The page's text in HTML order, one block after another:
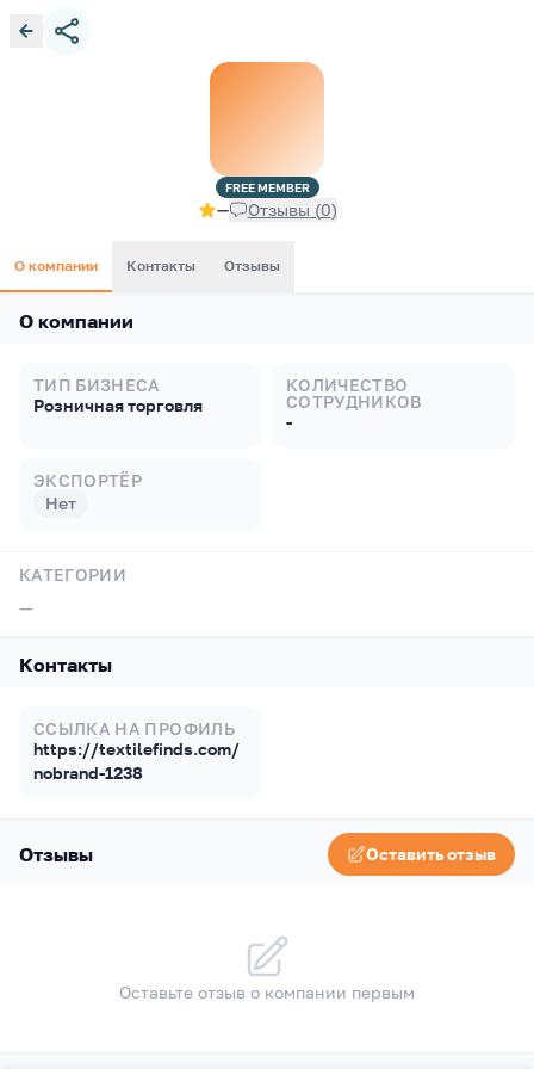
FREEMEMBER
— Отзывы (0)
О компании Контакты Отзывы
О компании
ТИП БИЗНЕСА
Розничная торговля
КОЛИЧЕСТВО
СОТРУДНИКОВ
-
ЭКСПОРТЁР
Нет
КАТЕГОРИИ
—
Контакты
ССЫЛКА НА ПРОФИЛЬ
https://textilefinds.com/
nobrand-1238
Отзывы Оставить отзыв
Оставьте отзыв о компании первым